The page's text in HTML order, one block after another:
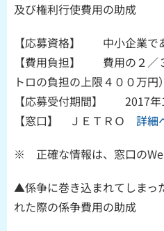
及び権利行使費用の助成
【応募資格】 中小企業で
【費用負担】 費用の２／
トロの負担の上限４００万円）
【応募受付期間】 2017
【窓口】 ＪＥＴＲＯ 詳細
※ 正確な情報は、窓口の
▲係争に巻き込まれてしま
れた際の係争費用の助成